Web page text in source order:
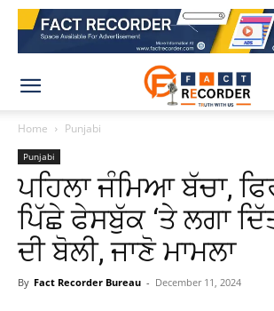
Home Punjabi
Punjabi
ਪਹਿਲਾ ਜੰਮਿਆ ਬੱਚਾ,
ਪਿੱਛੇ ਫੇਸਬੁੱਕ ‘ਤੇ ਲਗਾ
ਦੀ ਬੋਲੀ, ਜਾਣੋ ਮਾਮਲਾ
By Fact Recorder Bureau - December 11, 2024